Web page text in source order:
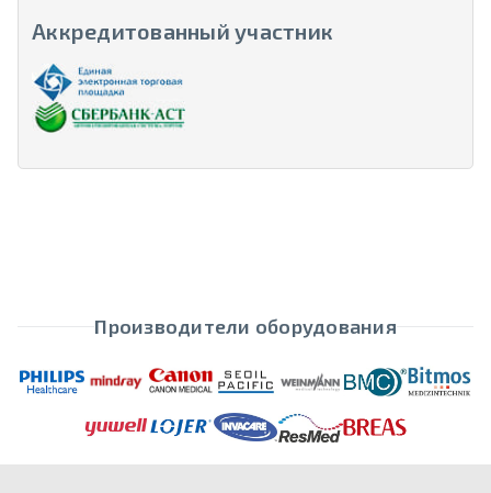
Аккредитованный участник
Производители оборудования